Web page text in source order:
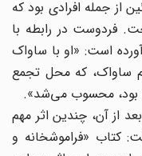
در سال 1335، رائین از جمله افرادی بود که
در رابطه با
است: «او با ساواک
ساواک، که محل تجمع
بود، محسوب می‌شد».
از آن، چندین اثر مهم
کتاب «فراموشخانه و